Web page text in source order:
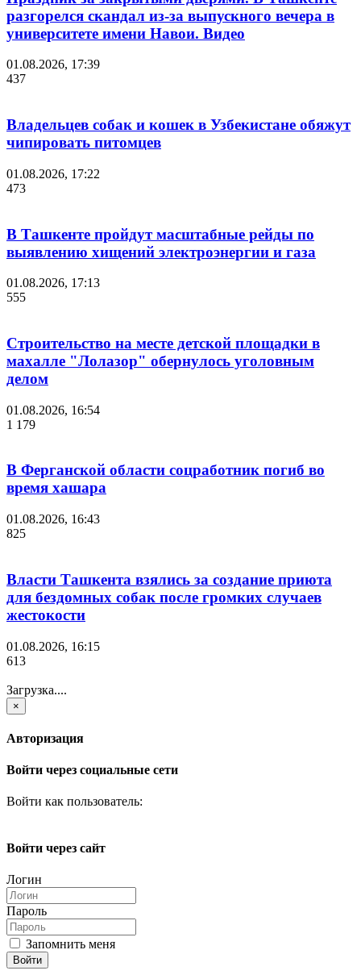
разгорелся скандал из-за выпускного вечера в
университете имени Навои. Видео
01.08.2026, 17:39
437
Владельцев собак и кошек в Узбекистане обяжут
чипировать питомцев
01.08.2026, 17:22
473
В Ташкенте пройдут масштабные рейды по
выявлению хищений электроэнергии и газа
01.08.2026, 17:13
555
Строительство на месте детской площадки в
махалле "Лолазор" обернулось уголовным
делом
01.08.2026, 16:54
1 179
В Ферганской области соцработник погиб во
время хашара
01.08.2026, 16:43
825
Власти Ташкента взялись за создание приюта
для бездомных собак после громких случаев
жестокости
01.08.2026, 16:15
613
Загрузка....
×
Авторизация
Войти через социальные сети
Войти как пользователь:
Войти через сайт
Логин
Пароль
Запомнить меня